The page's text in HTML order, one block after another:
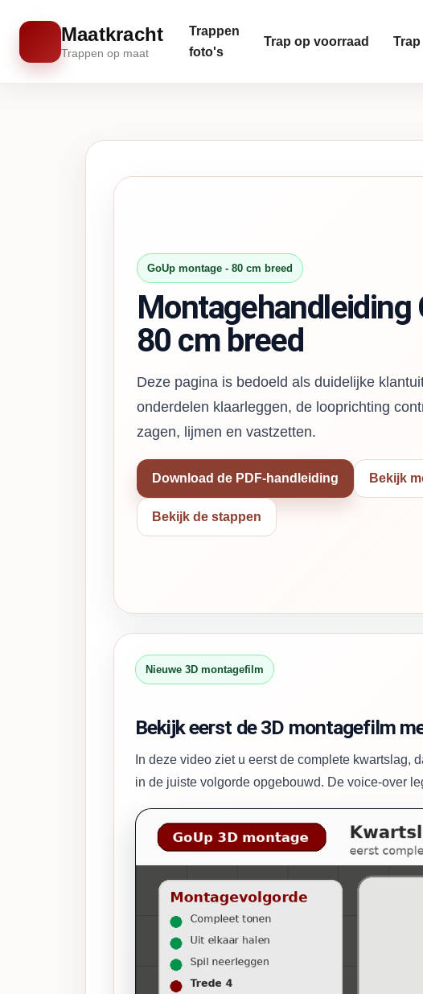
Maatkracht
Trappen op maat
Trappen
foto's
Trap op voorraad
GoUp montage - 80 cm breed
Montagehandleiding
80 cm breed
Deze pagina is bedoeld als duidelijke
onderdelen klaarleggen, de looprichting
zagen, lijmen en vastzetten.
Download de PDF-handleiding Bekijk
Bekijk de stappen
Nieuwe 3D montagefilm
Bekijk eerst de 3D montagefilm
In deze video ziet u eerst de complete
in de juiste volgorde opgebouwd. De voice-over